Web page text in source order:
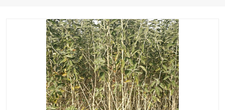
柠条
白刺苗
红柳苗
柽柳苗